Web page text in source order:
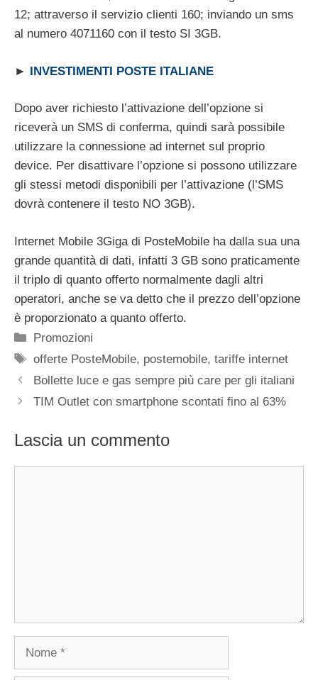
12; attraverso il servizio clienti 160; inviando un sms
al numero 4071160 con il testo SI 3GB.
► INVESTIMENTI POSTE ITALIANE
Dopo aver richiesto l’attivazione dell’opzione si
riceverà un SMS di conferma, quindi sarà possibile
utilizzare la connessione ad internet sul proprio
device. Per disattivare l’opzione si possono utilizzare
gli stessi metodi disponibili per l’attivazione (l’SMS
dovrà contenere il testo NO 3GB).
Internet Mobile 3Giga di PosteMobile ha dalla sua una
grande quantità di dati, infatti 3 GB sono praticamente
il triplo di quanto offerto normalmente dagli altri
operatori, anche se va detto che il prezzo dell’opzione
è proporzionato a quanto offerto.
Categorie
Promozioni
Tag
offerte PosteMobile, postemobile,tariffe internet
Bollette luce e gas sempre più care per gli italiani
TIM Outlet con smartphone scontati fino al 63%
Lascia un commento
Nome